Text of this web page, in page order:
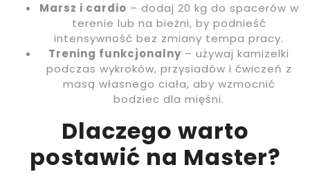
Marsz i cardio – dodaj 20 kg do spacerów w
terenie lub na bieżni, by podnieść
intensywność bez zmiany tempa pracy.
Trening funkcjonalny – używaj kamizelki
podczas wykroków, przysiadów i ćwiczeń z
masą własnego ciała, aby wzmocnić
bodziec dla mięśni.
Dlaczego warto
postawić na Master?